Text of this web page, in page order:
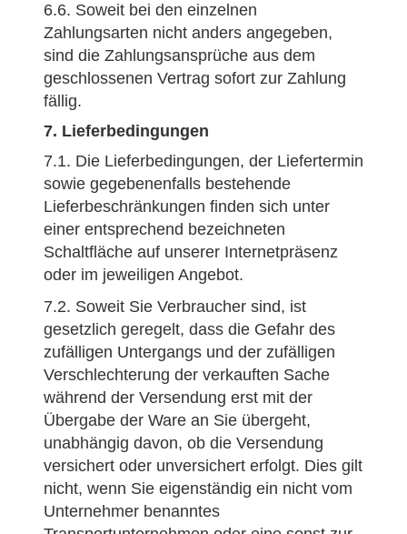
6.6. Soweit bei den einzelnen
Zahlungsarten nicht anders angegeben,
sind die Zahlungsansprüche aus dem
geschlossenen Vertrag sofort zur Zahlung
fällig.
7. Lieferbedingungen
7.1. Die Lieferbedingungen, der Liefertermin
sowie gegebenenfalls bestehende
Lieferbeschränkungen finden sich unter
einer entsprechend bezeichneten
Schaltfläche auf unserer Internetpräsenz
oder im jeweiligen Angebot.
7.2. Soweit Sie Verbraucher sind, ist
gesetzlich geregelt, dass die Gefahr des
zufälligen Untergangs und der zufälligen
Verschlechterung der verkauften Sache
während der Versendung erst mit der
Übergabe der Ware an Sie übergeht,
unabhängig davon, ob die Versendung
versichert oder unversichert erfolgt. Dies gilt
nicht, wenn Sie eigenständig ein nicht vom
Unternehmer benanntes